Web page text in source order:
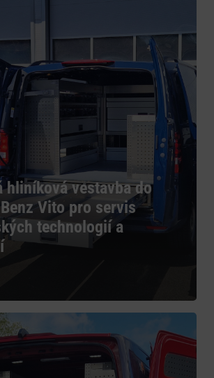
hliníková vestavba do
Vito pro servis
technologií a